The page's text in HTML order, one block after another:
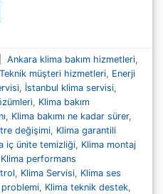
Ankara klima bakım hizmetleri,
müşteri hizmetleri, Enerji
, İstanbul klima servisi,
, Klima bakım
, Klima bakımı ne kadar sürer,
değişimi, Klima garantili
iç ünite temizliği, Klima montaj
Klima performans
, Klima Servisi, Klima ses
problemi, Klima teknik destek,